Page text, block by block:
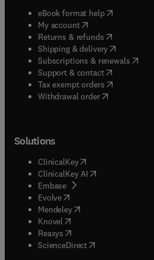
eBook format help( opens in
My account( opens in new tab/
Returns & refunds( opens in
Shipping & delivery(opens in
Subscriptions & renewals(
Support & contact( opens in
Tax exempt orders( opens in
Withdrawal order
Solutions
ClinicalKey(opens in new tab/
ClinicalKey AI opens in new
Embase( opens in new tab/
Evolve(opens in new tab/window
Mendeley( opens in new tab/
Knovel (opens in new tab/window
Reaxys (opens in new tab/window
ScienceDirect(opens in new tab/